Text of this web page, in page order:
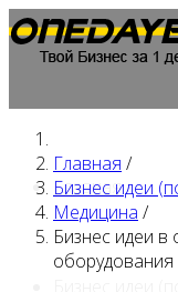
Главная
Главная /
Бизнес идеи
Медицина /
Бизнес идеи в
оборудования